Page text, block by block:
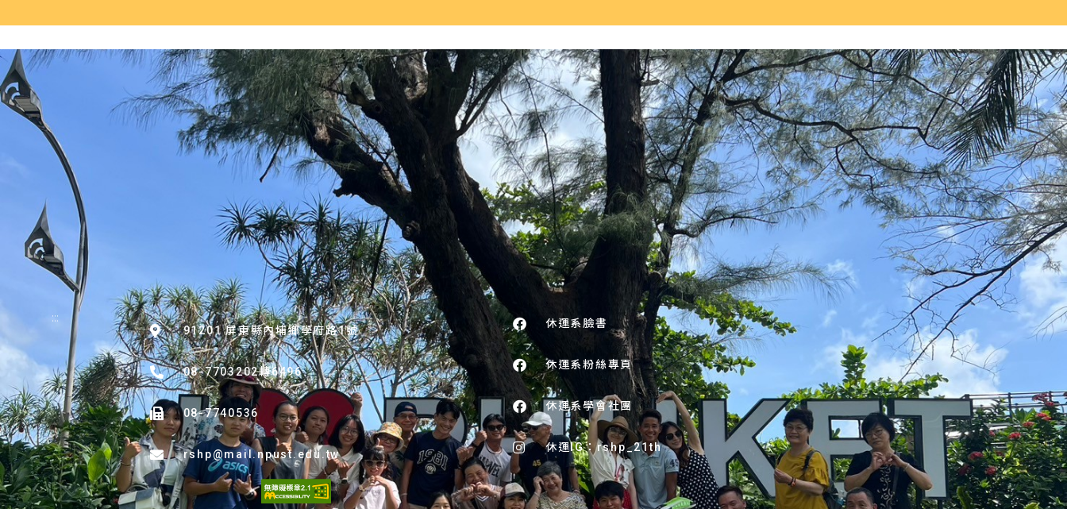
:::
91201 屏東縣內埔鄉學府路1號
08-7703202轉6496
08-7740536
rshp@mail.npust.edu.tw
休運系臉書
休運系粉絲專頁
休運系學會社團
休運IG：rshp_21th